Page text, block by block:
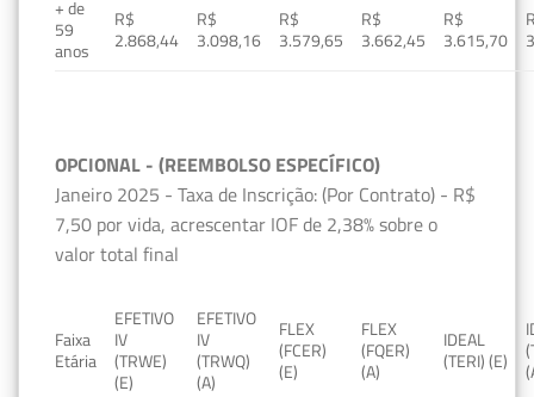
+ de
59
anos
R$
2.868,44
R$
3.098,16
R$
3.579,65
R$
3.662,45
R$
3.615,70
OPCIONAL - (REEMBOLSO ESPECÍFICO)
Janeiro 2025 - Taxa de Inscrição: (Por Contrato) - R$
7,50 por vida, acrescentar IOF de 2,38% sobre o
valor total final
Faixa
Etária
EFETIVO
IV
(TRWE)
(E)
EFETIVO
IV
(TRWQ)
(A)
FLEX
(FCER)
(E)
FLEX
(FQER)
(A)
IDEAL
(TERI) (E)